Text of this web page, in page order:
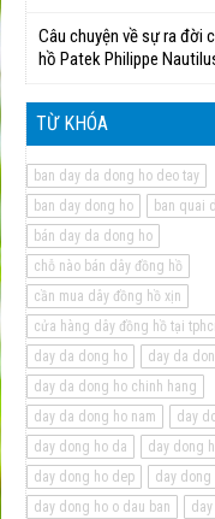
Câu chuyện về sự ra đời
hồ Patek Philippe
TỪ KHÓA
ban day da dong ho deo tay
ban day dong ho
ban quai
bán day da dong ho
chỗ nào bán dây đồng hồ
cần mua dây đồng hồ xịn
cửa hàng dây đồng hồ tại
day da dong ho
day da
day da dong ho chinh hang
day da dong ho nam
day
day dong ho da
day dong
day dong ho dep
day dong
day dong ho o dau ban